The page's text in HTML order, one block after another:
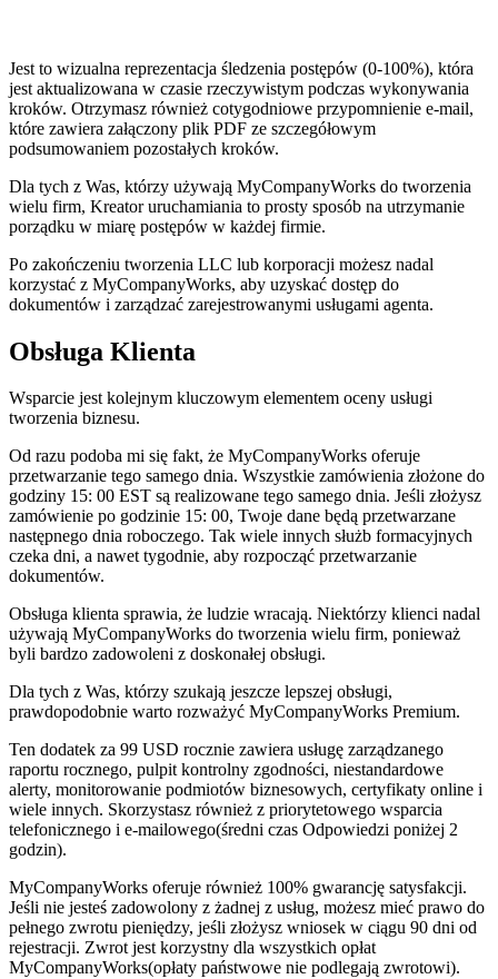
Jest to wizualna reprezentacja śledzenia postępów (0-100%), która
jest aktualizowana w czasie rzeczywistym podczas wykonywania
kroków. Otrzymasz również cotygodniowe przypomnienie e-mail,
które zawiera załączony plik PDF ze szczegółowym
podsumowaniem pozostałych kroków.
Dla tych z Was, którzy używają MyCompanyWorks do tworzenia
wielu firm, Kreator uruchamiania to prosty sposób na utrzymanie
porządku w miarę postępów w każdej firmie.
Po zakończeniu tworzenia LLC lub korporacji możesz nadal
korzystać z MyCompanyWorks, aby uzyskać dostęp do
dokumentów i zarządzać zarejestrowanymi usługami agenta.
Obsługa Klienta
Wsparcie jest kolejnym kluczowym elementem oceny usługi
tworzenia biznesu.
Od razu podoba mi się fakt, że MyCompanyWorks oferuje
przetwarzanie tego samego dnia. Wszystkie zamówienia złożone do
godziny 15: 00 EST są realizowane tego samego dnia. Jeśli złożysz
zamówienie po godzinie 15: 00, Twoje dane będą przetwarzane
następnego dnia roboczego. Tak wiele innych służb formacyjnych
czeka dni, a nawet tygodnie, aby rozpocząć przetwarzanie
dokumentów.
Obsługa klienta sprawia, że ludzie wracają. Niektórzy klienci nadal
używają MyCompanyWorks do tworzenia wielu firm, ponieważ
byli bardzo zadowoleni z doskonałej obsługi.
Dla tych z Was, którzy szukają jeszcze lepszej obsługi,
prawdopodobnie warto rozważyć MyCompanyWorks Premium.
Ten dodatek za 99 USD rocznie zawiera usługę zarządzanego
raportu rocznego, pulpit kontrolny zgodności, niestandardowe
alerty, monitorowanie podmiotów biznesowych, certyfikaty online i
wiele innych. Skorzystasz również z priorytetowego wsparcia
telefonicznego i e-mailowego(średni czas Odpowiedzi poniżej 2
godzin).
MyCompanyWorks oferuje również 100% gwarancję satysfakcji.
Jeśli nie jesteś zadowolony z żadnej z usług, możesz mieć prawo do
pełnego zwrotu pieniędzy, jeśli złożysz wniosek w ciągu 90 dni od
rejestracji. Zwrot jest korzystny dla wszystkich opłat
MyCompanyWorks(opłaty państwowe nie podlegają zwrotowi).